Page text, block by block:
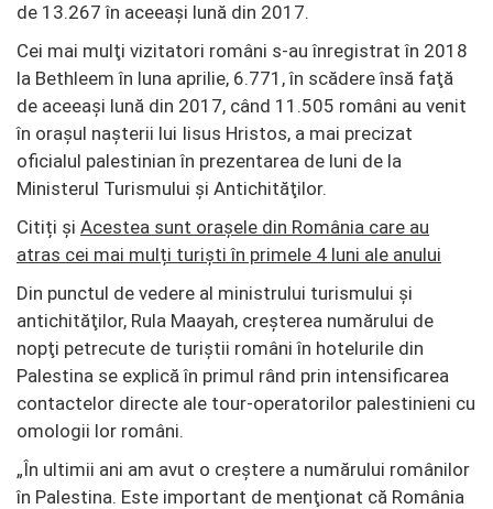
de 13.267 în aceeaşi lună din 2017.
Cei mai mulţi vizitatori români s-au înregistrat în 2018
la Bethleem în luna aprilie, 6.771, în scădere însă faţă
de aceeaşi lună din 2017, când 11.505 români au venit
în oraşul naşterii lui Iisus Hristos, a mai precizat
oficialul palestinian în prezentarea de luni de la
Ministerul Turismului şi Antichităţilor.
Citiți și Acestea sunt orașele din România care au
atras cei mai mulți turiști în primele 4 luni ale anului
Din punctul de vedere al ministrului turismului şi
antichităţilor, Rula Maayah, creşterea numărului de
nopţi petrecute de turiştii români în hotelurile din
Palestina se explică în primul rând prin intensificarea
contactelor directe ale tour-operatorilor palestinieni cu
omologii lor români.
„În ultimii ani am avut o creştere a numărului românilor
în Palestina. Este important de menţionat că România